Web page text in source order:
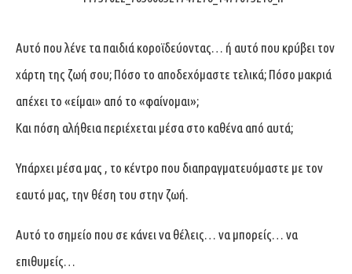
Αυτό που λένε τα παιδιά κοροϊδεύοντας… ή αυτό που κρύβει τον
χάρτη της ζωή σου; Πόσο το αποδεχόμαστε τελικά; Πόσο μακριά
απέχει το «είμαι» από το «φαίνομαι»;
Και πόση αλήθεια περιέχεται μέσα στο καθένα από αυτά;
Υπάρχει μέσα μας , το κέντρο που διαπραγματευόμαστε με τον
εαυτό μας, την θέση του στην ζωή.
Αυτό το σημείο που σε κάνει να θέλεις… να μπορείς… να
επιθυμείς…